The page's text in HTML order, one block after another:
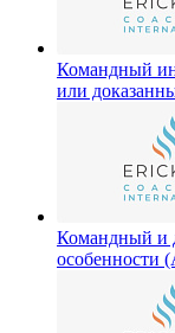
Командный
или
Командный и
особенности